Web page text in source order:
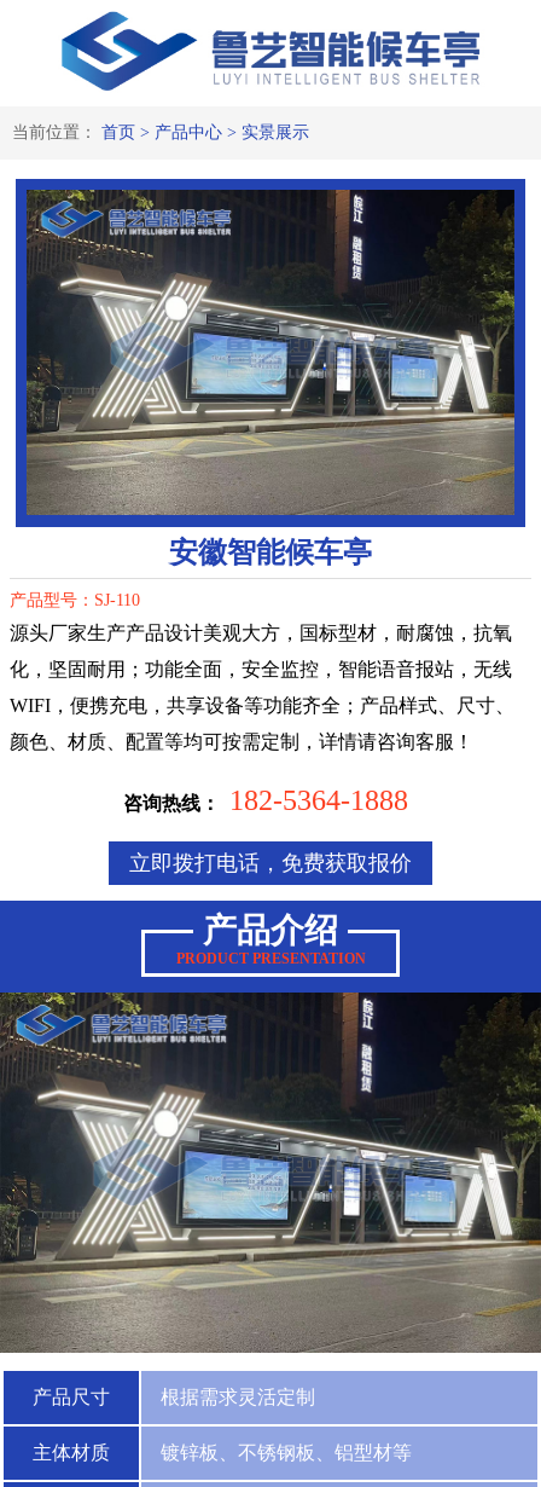
当前位置： 首页 > 产品中心> 实景展示
安徽智能候车亭
产品型号：SJ-110
源头厂家生产产品设计美观大方，国标型材，耐腐蚀，抗氧
化，坚固耐用；功能全面，安全监控，智能语音报站，无线
WIFI，便携充电，共享设备等功能齐全；产品样式、尺寸、
颜色、材质、配置等均可按需定制，详情请咨询客服！
咨询热线： 182-5364-1888
立即拨打电话，免费获取报价
产品介绍
PRODUCT PRESENTATION
产品尺寸 根据需求灵活定制
主体材质 镀锌板、不锈钢板、铝型材等